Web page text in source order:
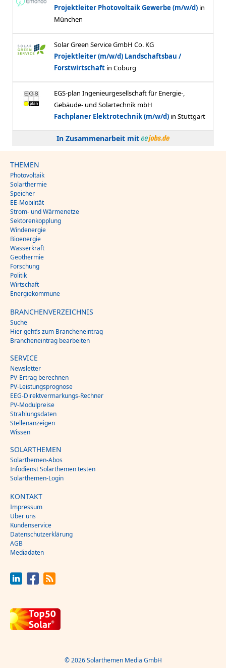
In Zusammenarbeit mit
THEMEN
Photovoltaik
Solarthermie
Speicher
EE-Mobilität
Strom- und Wärmenetze
Sektorenkopplung
Windenergie
Bioenergie
Wasserkraft
Geothermie
Forschung
Politik
Wirtschaft
Energiekommune
BRANCHENVERZEICHNIS
Suche
Hier geht’s zum Brancheneintrag
Brancheneintrag bearbeiten
SERVICE
Newsletter
PV-Ertrag berechnen
PV-Leistungsprognose
EEG-Direktvermarkungs-Rechner
PV-Modulpreise
Strahlungsdaten
Stellenanzeigen
Wissen
SOLARTHEMEN
Solarthemen-Abos
Infodienst Solarthemen testen
Solarthemen-Login
KONTAKT
Impressum
Über uns
Kundenservice
Datenschutzerklärung
AGB
Mediadaten
© 2026 Solarthemen Media GmbH